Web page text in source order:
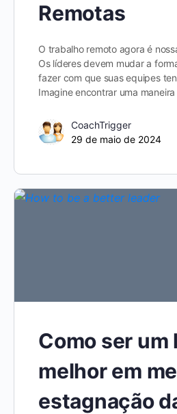
Remotas
O trabalho remoto agora é
Os líderes devem mudar a
fazer com que suas equipes
Imagine encontrar uma
CoachTrigger
29 de maio de 2024
Como ser um
melhor em
estagnação